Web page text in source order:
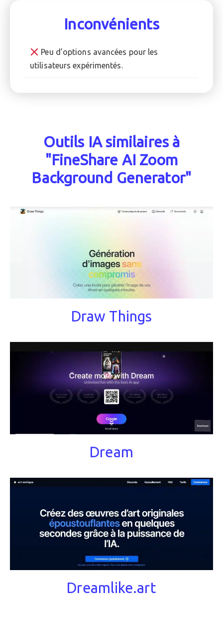
Inconvénients
Peu d’options avancées pour les
utilisateurs expérimentés.
Outils IA similaires à
"FineShare AI Zoom
Background Generator"
Draw Things
Dream
Dreamlike.art